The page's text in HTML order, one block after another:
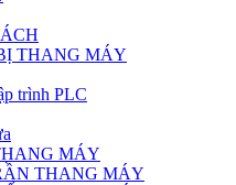
THANG MÁY
trình PLC
MÁY
THANG MÁY